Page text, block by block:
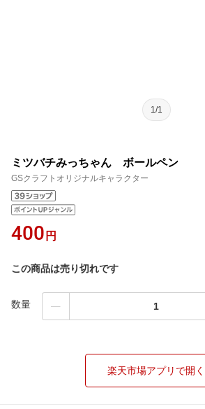
1/1
ミツバチみっちゃん ボールペン
GSクラフトオリジナルキャラクター
400 円
この商品は売り切れです
数量
楽天市場アプリで開く